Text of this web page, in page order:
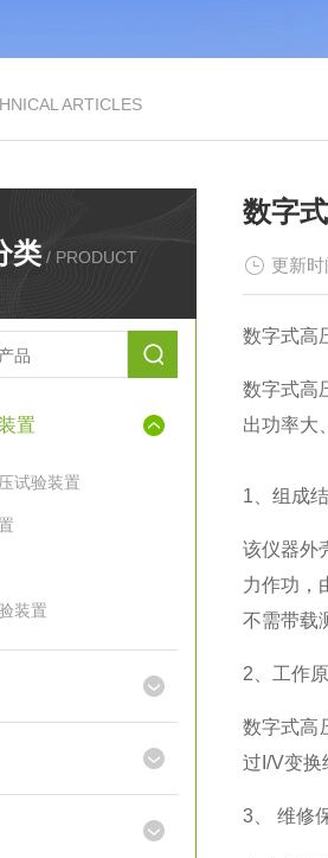
ARTICLES
类 / PRODUCT
置
试验装置
装置
数字
更新
数字式高
数字式高
出功率大
1、组成结
该仪器外
力作功，
不需带载
2、工作原
数字式高
过I/V变换
3、 维修